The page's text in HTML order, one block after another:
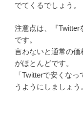
でてくるでしょう。
注意点は、『Twitter
です。
言わないと通常の
がほとんどです。
「Twitterで安くな
うようにしましょう